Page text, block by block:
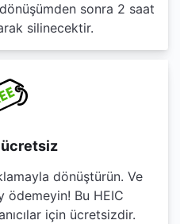
sonra 2 saat
silinecektir.
ücretsiz
dönüştürün. Ve
ödemeyin! Bu HEIC
için ücretsizdir.